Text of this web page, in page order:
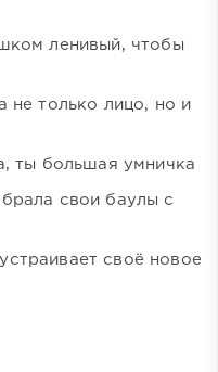
ленивый, чтобы
не только лицо, но и
ты большая умничка
свои баулы с
своё новое